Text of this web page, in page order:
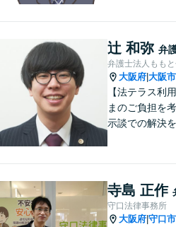
様、まずはお
ださい。初回
辻 和弥 弁
弁護士法人もも
大阪府 大阪
【法テラス利
まのご負担を
示談での解決
で頼れる弁護
す。【休日相
見駅2分】
寺島 正作
守口法律事務所
大阪府 守口市